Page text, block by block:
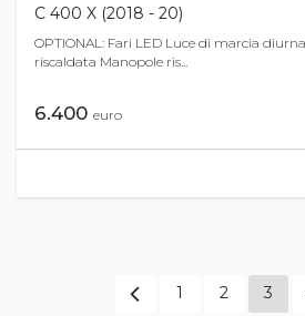
C 400 X (2018 - 20)
OPTIONAL: Fari LED Luce di marcia
riscaldata Manopole ris...
6.400 euro
1 2 3